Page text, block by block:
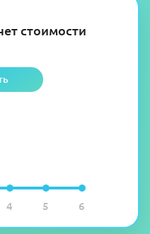
4 5 6
стоимости